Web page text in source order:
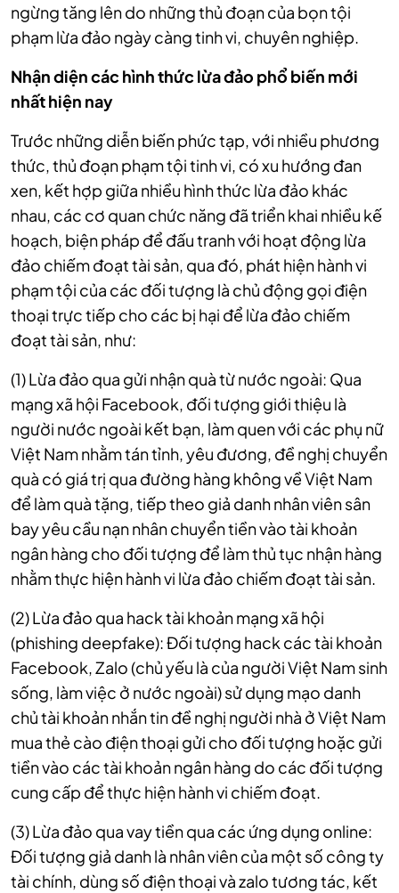
ngừng tăng lên do những thủ đoạn của bọn tội
phạm lừa đảo ngày càng tinh vi, chuyên nghiệp.
Nhận diện các hình thức lừa đảo phổ biến mới
nhất hiện nay
Trước những diễn biến phức tạp, với nhiều phương
thức, thủ đoạn phạm tội tinh vi, có xu hướng đan
xen, kết hợp giữa nhiều hình thức lừa đảo khác
nhau, các cơ quan chức năng đã triển khai nhiều kế
hoạch, biện pháp để đấu tranh với hoạt động lừa
đảo chiếm đoạt tài sản, qua đó, phát hiện hành vi
phạm tội của các đối tượng là chủ động gọi điện
thoại trực tiếp cho các bị hại để lừa đảo chiếm
đoạt tài sản, như:
(1) Lừa đảo qua gửi nhận quà từ nước ngoài: Qua
mạng xã hội Facebook, đối tượng giới thiệu là
người nước ngoài kết bạn, làm quen với các phụ nữ
Việt Nam nhằm tán tỉnh, yêu đương, đề nghị chuyển
quà có giá trị qua đường hàng không về Việt Nam
để làm quà tặng, tiếp theo giả danh nhân viên sân
bay yêu cầu nạn nhân chuyển tiền vào tài khoản
ngân hàng cho đối tượng để làm thủ tục nhận hàng
nhằm thực hiện hành vi lừa đảo chiếm đoạt tài sản.
(2) Lừa đảo qua hack tài khoản mạng xã hội
(phishing deepfake): Đối tượng hack các tài khoản
Facebook, Zalo (chủ yếu là của người Việt Nam sinh
sống, làm việc ở nước ngoài) sử dụng mạo danh
chủ tài khoản nhắn tin đề nghị người nhà ở Việt Nam
mua thẻ cào điện thoại gửi cho đối tượng hoặc gửi
tiền vào các tài khoản ngân hàng do các đối tượng
cung cấp để thực hiện hành vi chiếm đoạt.
(3) Lừa đảo qua vay tiền qua các ứng dụng online:
Đối tượng giả danh là nhân viên của một số công ty
tài chính, dùng số điện thoại và zalo tương tác, kết